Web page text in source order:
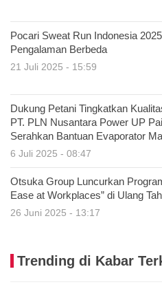
Pocari Sweat Run Indonesia
Pengalaman Berbeda
21 Juli 2025 - 15:59
Dukung Petani Tingkatkan
PT. PLN Nusantara Power UP
Serahkan Bantuan Evaporator
6 Juli 2025 - 08:47
Otsuka Group Luncurkan
Ease at Workplaces” di Ulang
26 Juni 2025 - 13:17
Trending di Kabar